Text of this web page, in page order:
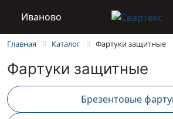
Иваново
Главная Каталог Фартуки защитные
Фартуки защитные
Брезентовые